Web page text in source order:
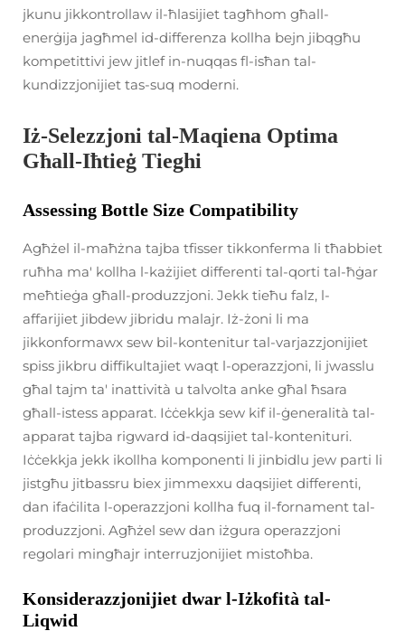
jkunu jikkontrollaw il-ħlasijiet tagħhom għall-
enerġija jagħmel id-differenza kollha bejn jibqgħu
kompetittivi jew jitlef in-nuqqas fl-isħan tal-
kundizzjonijiet tas-suq moderni.
Iż-Selezzjoni tal-Maqiena Optima
Għall-Iħtieġ Tieghi
Assessing Bottle Size Compatibility
Agħżel il-maħżna tajba tfisser tikkonferma li tħabbiet
ruħha ma' kollha l-każijiet differenti tal-qorti tal-ħġar
meħtieġa għall-produzzjoni. Jekk tieħu falz, l-
affarijiet jibdew jibridu malajr. Iż-żoni li ma
jikkonformawx sew bil-kontenitur tal-varjazzjonijiet
spiss jikbru diffikultajiet waqt l-operazzjoni, li jwasslu
għal tajm ta' inattività u talvolta anke għal ħsara
għall-istess apparat. Iċċekkja sew kif il-ġeneralità tal-
apparat tajba rigward id-daqsijiet tal-kontenituri.
Iċċekkja jekk ikollha komponenti li jinbidlu jew parti li
jistgħu jitbassru biex jimmexxu daqsijiet differenti,
dan ifaċilita l-operazzjoni kollha fuq il-fornament tal-
produzzjoni. Agħżel sew dan iżgura operazzjoni
regolari mingħajr interruzjonijiet mistoħba.
Konsiderazzjonijiet dwar l-Iżkofità tal-
Liqwid